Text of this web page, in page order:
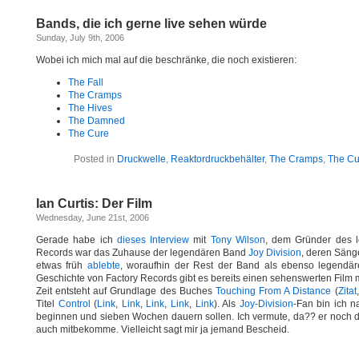
Bands, die ich gerne live sehen würde
Sunday, July 9th, 2006
Wobei ich mich mal auf die beschränke, die noch existieren:
The Fall
The Cramps
The Hives
The Damned
The Cure
Posted in Druckwelle, Reaktordruckbehälter, The Cramps, The
Ian Curtis: Der Film
Wednesday, June 21st, 2006
Gerade habe ich dieses Interview mit Tony Wilson, dem Gründer des
Records war das Zuhause der legendären Band Joy Division, deren
etwas früh ablebte, woraufhin der Rest der Band als ebenso
Geschichte von Factory Records gibt es bereits einen sehenswerten Film
Zeit entsteht auf Grundlage des Buches Touching From A Distance (Zitat
Titel Control (Link, Link, Link, Link, Link). Als Joy-Division-Fan bin ich
beginnen und sieben Wochen dauern sollen. Ich vermute, da?? er
auch mitbekomme. Vielleicht sagt mir ja jemand Bescheid.